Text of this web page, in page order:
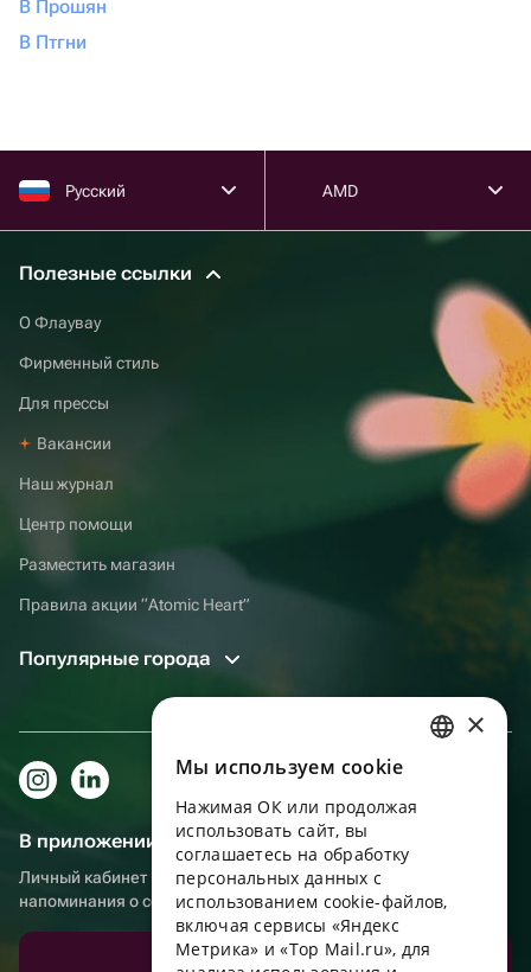
В Прошян
В Птгни
Русский AMD
Полезные ссылки
О Флаувау
Фирменный стиль
Для прессы
Вакансии
Наш журнал
Центр помощи
Разместить магазин
Правила акции “Atomic Heart”
Популярные города
В приложении еще удобнее!
Личный кабинет получателя, больше бонусов за покупки и
напоминания о событиях
Скачать приложение
ENGLISH
UKRAINIAN
PORTUGUESE
×
Мы используем сookie
Нажимая ОК или продолжая
использовать сайт, вы
соглашаетесь на обработку
персональных данных с
использованием cookie-файлов,
включая сервисы «Яндекс
Метрика» и «Top Mail.ru», для